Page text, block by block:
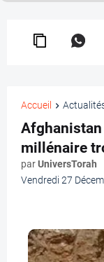
Accueil
millénaire
parUniversTorah
Vendredi 27